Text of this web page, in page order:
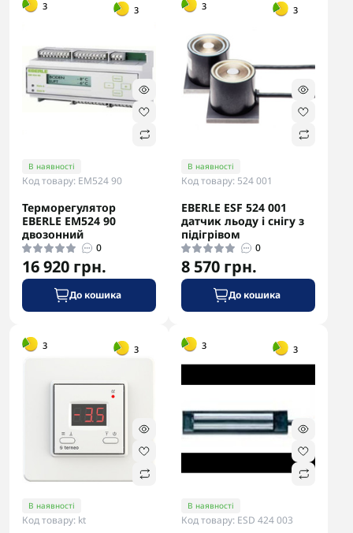
3
-5% в корзині
3
В наявності
Код товару: EM524 90
Терморегулятор
EBERLE EM524 90
двозонний
0
16 920 грн.
До кошика
3
-5% в корзині
3
В наявності
Код товару: 524 001
EBERLE ESF 524 001
датчик льоду і снігу з
підігрівом
0
8 570 грн.
До кошика
3
-5% в корзині
3
В наявності
Код товару: kt
3
-5% в корзині
3
В наявності
Код товару: ESD 424 003